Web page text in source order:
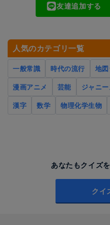
友達追加する
人気のカテゴリ一覧
一般常識 時代の流行 地
漫画アニメ
芸能 ジャニ
漢字
数学 物理化学生物
あなたもクイズ
クイ